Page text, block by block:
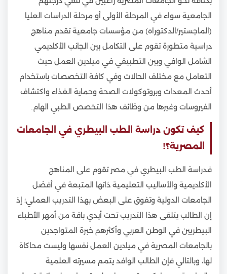
الجامعية سواء في المرحلة الأولى أو مرحلة الدراسات العليا
(الماجستير/الدكتوراه) من مؤسسات جامعية تقدم مناهج
دراسية متطورة تقوم على التكامل بين الجانب الأكاديمي
الشامل الوافي وبين التطبيقي في ميادين العمل حيث
التعامل مع مختلف الحالات وفي كافة التخصصات باستخدام
أحدث المعدات وبروتوكولات الصحة وحماية الغذاء واكتشاف
الفيروسات وغيرها من وظائف هذا التخصص الطبي الهام.
كيف تكون دراسة الطب البيطري في الجامعات
المصرية؟ّ!
فدراسة الطب البيطري في مصر تقوم على المناهج
الأكاديمية والأساليب التعليمية ذاتها المتبعة في أفضل
الجامعات الدولية وتفوق على البعض بهذا التدريب العملي؛ إذ
إن الطالب يتلقى هذا التدريب تحت أيدي باقة من أمهر الأطباء
البيطريين في الوطن العربي وأكثرهم خبرة المتواجدين
بالجامعات المصرية في ميادين العمل نفسها وليست محاكاة
لها، وبالتالي فإن الطالب الوافد يتمم مسيرته العلمية